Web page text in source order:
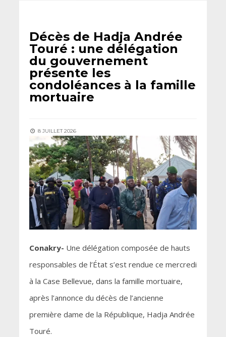
Décès de Hadja Andrée
Touré : une délégation
du gouvernement
présente les
condoléances à la famille
mortuaire
8 JUILLET 2026
Conakry- Une délégation composée de hauts
responsables de l’État s’est rendue ce mercredi
à la Case Bellevue, dans la famille mortuaire,
après l’annonce du décès de l’ancienne
première dame de la République, Hadja Andrée
Touré.